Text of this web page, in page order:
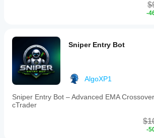
-
Sniper Entry Bot
AlgoXP1
Sniper Entry Bot – Advanced EMA
cTrader
-